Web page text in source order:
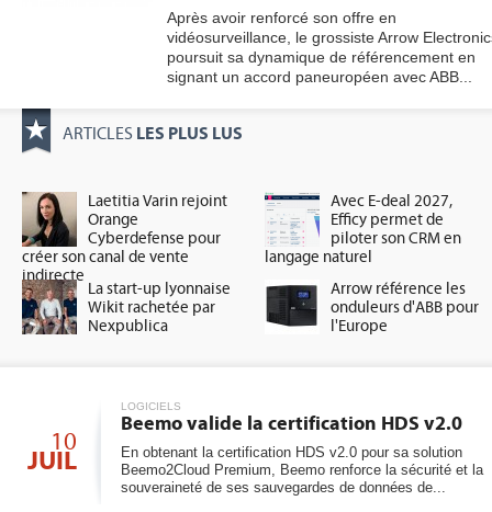
gratuite
Après avoir renforcé son offre en
vidéosurveillance, le grossiste Arrow
poursuit sa dynamique de référencement en
signant un accord paneuropéen avec ABB...
ARTICLES LES PLUS LUS
Laetitia Varin rejoint
Orange
Cyberdefense pour
créer son canal de vente
indirecte
Avec E-deal 2027,
Efficy permet de
piloter son CRM en
langage naturel
La start-up lyonnaise
Wikit rachetée par
Nexpublica
Arrow référence les
onduleurs d'ABB pour
l'Europe
10
JUIL
LOGICIELS
Beemo valide la certification HDS v2.0
En obtenant la certification HDS v2.0 pour sa solution
Beemo2Cloud Premium, Beemo renforce la sécurité et la
souveraineté de ses sauvegardes de données de...